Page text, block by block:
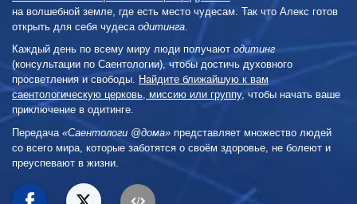
на волшебной земле, где есть место чудесам. Так что Алекс готов
открыть для себя чудеса одитинга
Каждый день по всему миру люди получают одитинг
(консультации по Саентологии), чтобы достичь духовного
просветления и свободы. Найдите ближайшую к вам
саентологическую церковь, миссию или группу, чтобы начать ваше
приключение в одитинге.
Передача «Саентологи @дома» представляет множество людей
со всего мира, которые заботятся о своём здоровье, не болеют и
преуспевают в жизни.